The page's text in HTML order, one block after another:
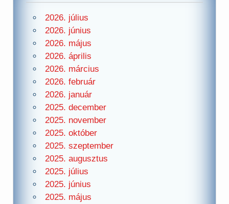
2026. július
2026. június
2026. május
2026. április
2026. március
2026. február
2026. január
2025. december
2025. november
2025. október
2025. szeptember
2025. augusztus
2025. július
2025. június
2025. május